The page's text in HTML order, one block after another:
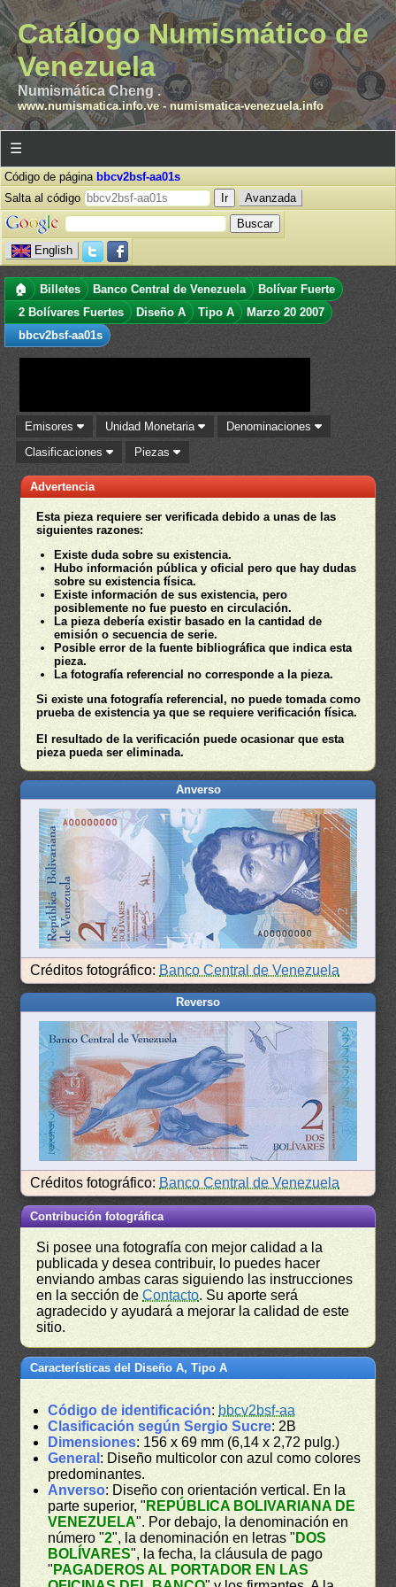
Catálogo Numismático de
Venezuela
Numismática Cheng .
www.numismatica.info.ve- numismatica-venezuela.info
☰
Código de página bbcv2bsf-aa01s
Salta al código
Avanzada
English
🏠 Billetes Banco Central de Venezuela
Bolívar Fuerte
2 Bolívares Fuertes
Diseño A Tipo A
Marzo 20 2007
bbcv2bsf-aa01s
Emisores Unidad Monetaria
Denominaciones
Clasificaciones
Piezas
Advertencia
Esta pieza requiere ser verificada debido a unas de las
siguientes razones:
Existe duda sobre su existencia.
Hubo información pública y oficial pero que hay dudas
sobre su existencia física.
Existe información de sus existencia, pero
posiblemente no fue puesto en circulación.
La pieza debería existir basado en la cantidad de
emisión o secuencia de serie.
Posible error de la fuente bibliográfica que indica esta
pieza.
La fotografía referencial no corresponde a la pieza.
Si existe una fotografía referencial, no puede tomada como
prueba de existencia ya que se requiere verificación física.
El resultado de la verificación puede ocasionar que esta
pieza pueda ser eliminada.
Anverso
Créditos fotográfico: Banco Central de Venezuela
Reverso
Créditos fotográfico: Banco Central de Venezuela
Contribución fotográfica
Si posee una fotografía con mejor calidad a la
publicada y desea contribuir, lo puedes hacer
enviando ambas caras siguiendo las instrucciones
en la sección deContacto. Su aporte será
agradecido y ayudará a mejorar la calidad de este
sitio.
Características del Diseño A, Tipo A
Código de identificación: bbcv2bsf-aa
Clasificación según Sergio Sucre: 2B
Dimensiones: 156 x 69 mm (6,14 x 2,72 pulg.)
General : Diseño multicolor con azul como colores
predominantes.
Anverso: Diseño con orientación vertical. En la
parte superior, " REPÚBLICA BOLIVARIANA DE
VENEZUELA". Por debajo, la denominación en
número "2", la denominación en letras " DOS
BOLÍVARES", la fecha, la cláusula de pago
" PAGADEROS AL PORTADOR EN LAS